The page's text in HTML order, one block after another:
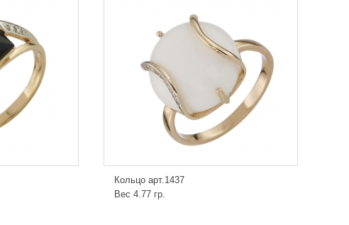
Кольцо арт.1437
Вес 4.77 гр.